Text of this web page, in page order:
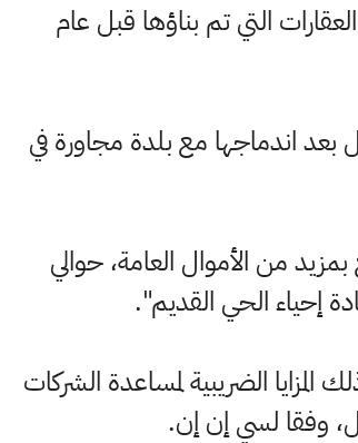
التي تم بناؤها قبل عام
بعد اندماجها مع بلدة مجاورة في
من الأموال العامة، حوالي
إحياء الحي القديم".
الضريبية لمساعدة الشركات
وفقا لسي إن إن.